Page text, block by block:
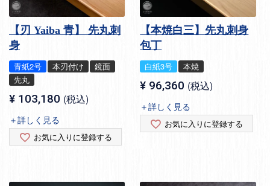
【刃 Yaiba 青】 先丸刺
身
青紙2号 本刃付け
鏡面
先丸
¥ 103,180 税込
＋詳しく見る
お気に入りに登録する
【本焼白三】先丸刺身
包丁
白紙3号 本焼
¥ 96,360 税込
＋詳しく見る
お気に入りに登録する